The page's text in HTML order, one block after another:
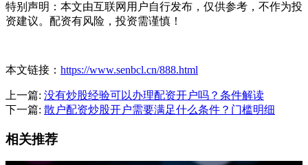
特别声明：本文由互联网用户自行发布，仅供参考，不作为投
资建议。配资有风险，投资需谨慎！
本文链接： https://www.senbcl.cn/888.html
上一篇: 没有炒股经验可以办理配资开户吗？条件解读
下一篇: 散户配资炒股开户需要满足什么条件？门槛明细
相关推荐